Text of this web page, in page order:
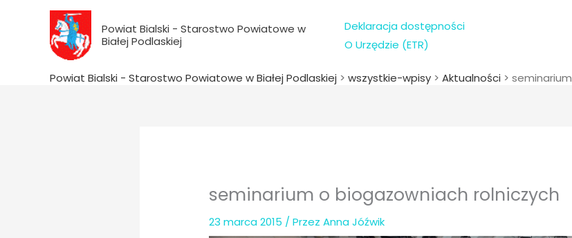
Powiat Bialski - Starostwo Powiatowe w
Białej Podlaskiej
Deklaracja dostępności
O Urzędzie (ETR)
Powiat Bialski - Starostwo Powiatowe w Białej Podlaskiej > wszystkie-wpisy > Aktualności >
seminarium o biogazowniach rolniczych
23 marca 2015 / PrzezAnna Jóźwik